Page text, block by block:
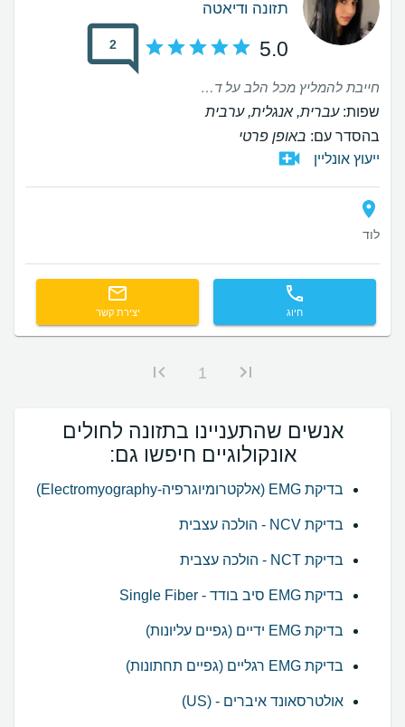
תזונה ודיאטה
5.0
2
חייבת להמליץ מכל הלב על דיאטנית מדהימה, מקצועית, קשובה ואכפתית ברמות שאין לתאר. מהרגע הראשון הרגשתי שאני בידיים טובות היא הסבירה לי הכול בסבלנות, נתנה יחס אישי, הקשיבה לכל פרט, והתאימה לי המלצות בצורה מדויקת וברורה. מעבר למקצועיות הגבוהה, יש לה גישה אנושית, נעימה ומרגיעה, והיא באמת נותנת תחושה שאכפת לה מהמטופלים שלה. יצאתי ממנה עם הרבה ידע, ביטחון ומוטיבציה להמשיך בדרך נכונה ובריאה. ממליצה עליה בחום לכל מי שמחפש/ת ליווי מקצועי, אמיתי ואנושי. פשוט אלופה! בהצלחה
שפות:עברית, אנגלית, ערבית
בהסדר עם: באופן פרטי
ייעוץ אונליין
לוד
חיוג יצירת קשר
1
אנשים שהתעניינו בתזונה לחולים
אונקולוגיים חיפשו גם:
בדיקת EMG (אלקטרומיוגרפיה-Electromyography)
בדיקת NCV - הולכה עצבית
בדיקת NCT - הולכה עצבית
בדיקת EMG סיב בודד - Single Fiber
בדיקת EMG ידיים (גפיים עליונות)
בדיקת EMG רגליים (גפיים תחתונות)
אולטרסאונד איברים - (US)